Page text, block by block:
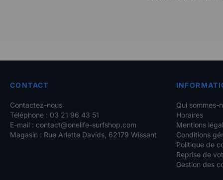
CONTACT
Contactez-nous
Téléphone : 03 21 96 43 51
E-mail : contact@onelife-surfshop.com
Magasin : Rue Arlette Davids, 62179 Wissant
Qui sommes-
Horaires
Mentions
Conditions
Politique de
Reprise de
Gestion des